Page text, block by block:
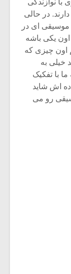
نوازندگی
در حالی
موسیقی ای در
اون یکی باشه
اون چیزی که
خیلی به
با تفکیک
اش شاید
رو می